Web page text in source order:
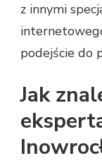
z innymi
podejście do
Jak